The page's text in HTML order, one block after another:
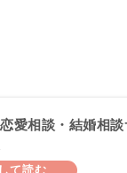
愛相談・結婚相